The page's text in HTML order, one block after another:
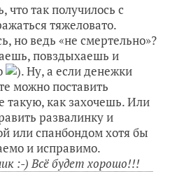
так получилось с
тяжеловато.
но ведь «не смертельно»?
повздыхаешь и
). Ну, а если денежки
можно поставить
такую, как захочешь. Или
развалинку и
или спанбондом хотя бы
и исправимо.
:-) Всё будет хорошо!!!